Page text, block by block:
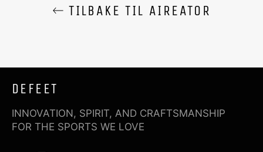
TILBAKE TIL AIREATOR
DEFEET
INNOVATION, SPIRIT, AND CRAFTSMANSHIP
FOR THE SPORTS WE LOVE